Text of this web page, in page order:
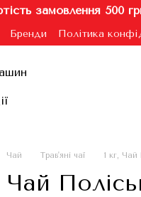
замовлення 500
Бренди
Політика
Чай Трав'яні чаї 1 кг, Чай
Чай